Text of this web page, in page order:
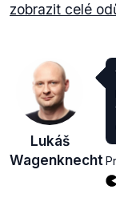
zobrazit celé
Lukáš
Wagenknecht